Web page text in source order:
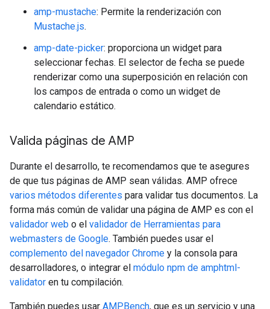
amp-mustache: Permite la renderización con
Mustache.js.
amp-date-picker: proporciona un widget para
seleccionar fechas. El selector de fecha se puede
renderizar como una superposición en relación con
los campos de entrada o como un widget de
calendario estático.
Valida páginas de AMP
Durante el desarrollo, te recomendamos que te asegures
de que tus páginas de AMP sean válidas. AMP ofrece
varios métodos diferentes para validar tus documentos. La
forma más común de validar una página de AMP es con el
validador web o el validador de Herramientas para
webmasters de Google. También puedes usar el
complemento del navegador Chrome y la consola para
desarrolladores, o integrar el módulo npm de amphtml-
validator en tu compilación.
También puedes usar AMPBench, que es un servicio y una